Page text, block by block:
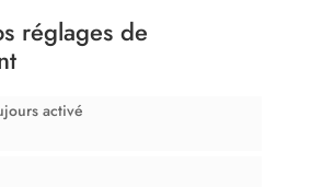
réglages de
activé